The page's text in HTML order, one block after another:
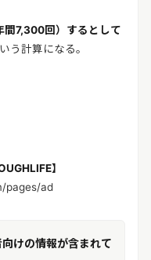
7,300回）するとして
う計算になる。
】
pages/ad
けの情報が含まれて